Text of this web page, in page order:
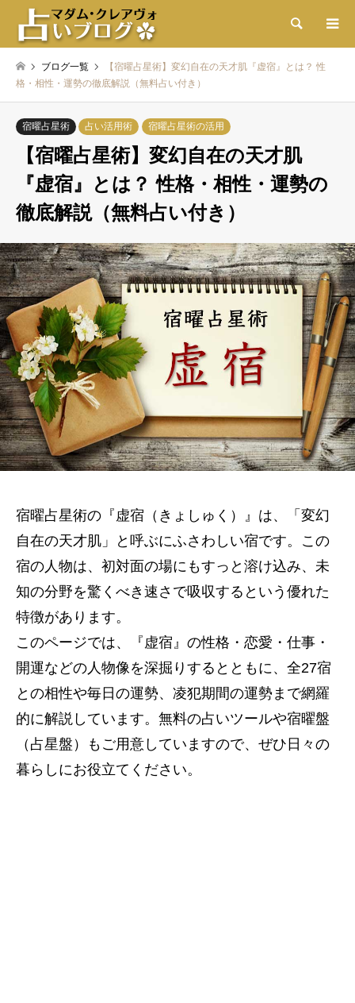
検索
ブログ一覧
【宿曜占星術】変幻自在の天才肌『虚宿』とは？ 性
格・相性・運勢の徹底解説（無料占い付き）
宿曜占星術 占い活用術 宿曜占星術の活用
【宿曜占星術】変幻自在の天才肌
『虚宿』とは？ 性格・相性・運勢の
徹底解説（無料占い付き）
宿曜占星術の『虚宿（きょしゅく）』は、「変幻
自在の天才肌」と呼ぶにふさわしい宿です。この
宿の人物は、初対面の場にもすっと溶け込み、未
知の分野を驚くべき速さで吸収するという優れた
特徴があります。
このページでは、『虚宿』の性格・恋愛・仕事・
開運などの人物像を深掘りするとともに、全27宿
との相性や毎日の運勢、凌犯期間の運勢まで網羅
的に解説しています。無料の占いツールや宿曜盤
（占星盤）もご用意していますので、ぜひ日々の
暮らしにお役立てください。